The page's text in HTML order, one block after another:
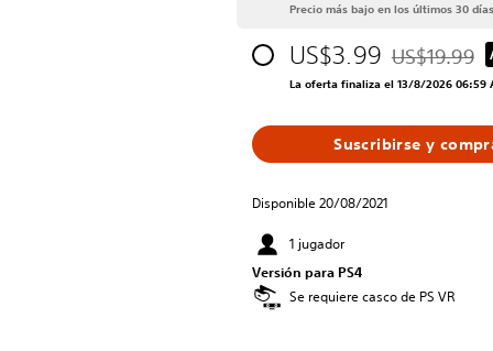
Precio más bajo en los últimos 30
US$3.99 Rebajado del
US$19.99
La oferta finaliza el 13/8/2026 06:59
Suscribirse y
Disponible 20/08/2021
1 jugador
Versión para PS4
Se requiere casco de PS VR